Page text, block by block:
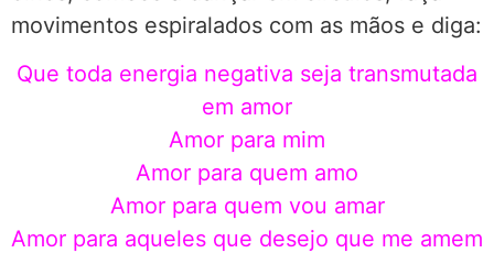
movimentos espiralados com as mãos e diga:
Que toda energia negativa seja transmutada
em amor
Amor para mim
Amor para quem amo
Amor para quem vou amar
Amor para aqueles que desejo que me amem